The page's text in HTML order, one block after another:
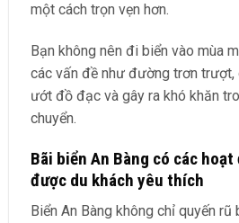
một cách trọn vẹn hơn.
Bạn không nên đi biển vào mùa
các vấn đề như đường trơn trượt,
ướt đồ đạc và gây ra khó khăn
chuyển.
Bãi biển An Bàng có các
được du khách yêu thích
Biển An Bàng không chỉ quyến